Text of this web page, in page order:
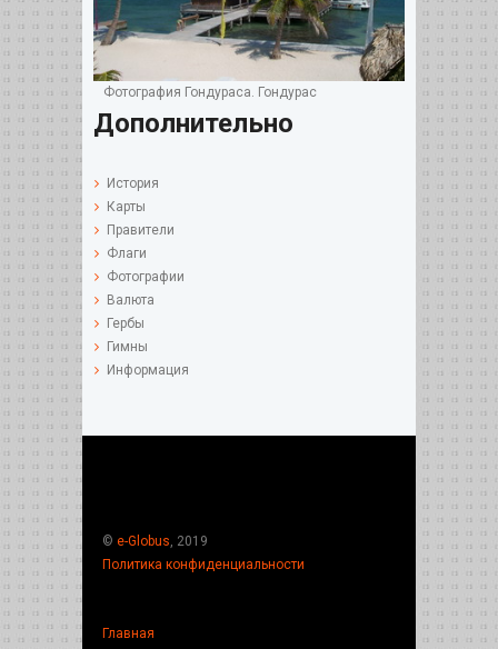
Фотография Гондураса. Гондурас
Дополнительно
История
Карты
Правители
Флаги
Фотографии
Валюта
Гербы
Гимны
Информация
© e-Globus, 2019
Политика конфиденциальности
Главная